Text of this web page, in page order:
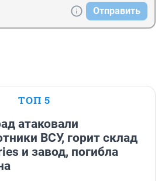
Отправить
ТОП 5
атаковали
ВСУ, горит склад
и завод, погибла